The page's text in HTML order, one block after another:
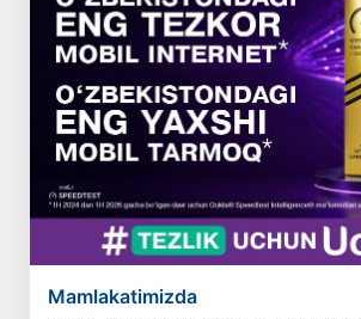
Mamlakatimizda